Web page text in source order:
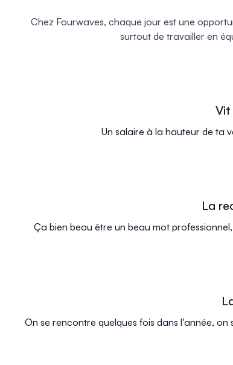
Chez Fourwaves, chaque jour est une
surtout de travailler en
Un salaire à la hauteur de ta
La
Ça bien beau être un beau mot
On se rencontre quelques fois dans l'année,